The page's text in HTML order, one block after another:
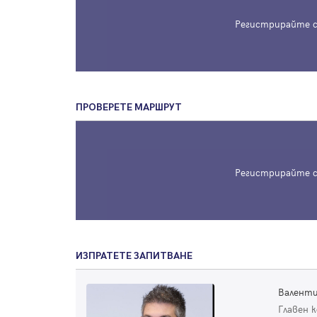
Регистрирайте
ПРОВЕРЕТЕ МАРШРУТ
Регистрирайте
ИЗПРАТЕТЕ ЗАПИТВАНЕ
Главен